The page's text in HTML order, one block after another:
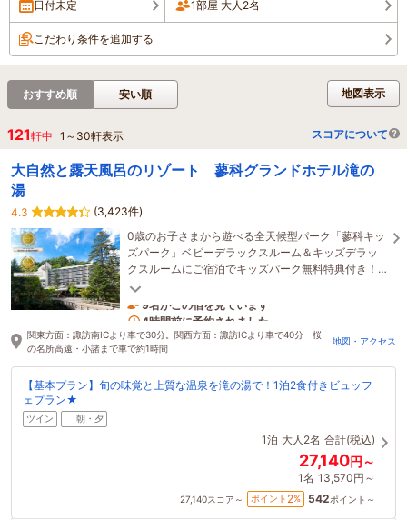
日付未定 1部屋 大人2名
こだわり条件を追加する
地図表示
おすすめ順 安い順
121軒中 1 ～ 30軒表示 スコアについて
大自然と露天風呂のリゾート 蓼科グランドホテル滝の
湯
4.3
(3,423件)
0歳のお子さまから遊べる全天候型パーク「蓼科キッ
ズパーク」ベビーデラックスルーム＆キッズデラッ
クスルームにご宿泊でキッズパーク無料特典付き！
三世代が集う、食事と温泉が自慢の宿。
9名がこの宿を見ています
4時間前に予約されました
関東方面：諏訪南ICより車で30分。関西方面：諏訪ICより車で40分 桜
の名所高遠・小諸まで車で約1時間
地図・アクセス
【基本プラン】旬の味覚と上質な温泉を滝の湯で！1泊2食付きビュッフ
ェプラン★
ツイン 朝・夕
1泊 大人2名 合計(税込)
27,140円～
1名 13,570円～
27,140スコア～ ポイント 2% 542ポイント～